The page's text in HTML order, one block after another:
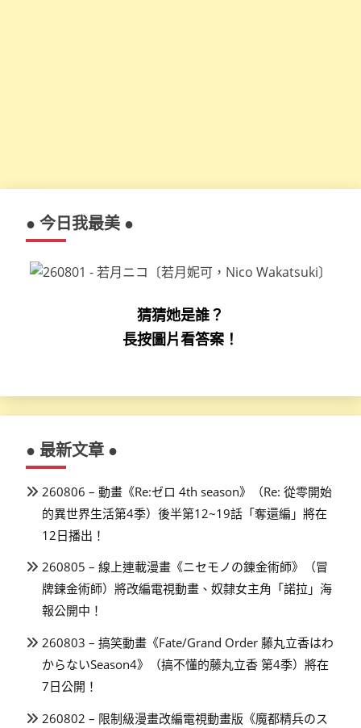
● 今日我最美 ●
猜猜她是誰？
長按圖片看答案！
● 最新文章 ●
260806 – 動畫《Re:ゼロ 4th season》（Re: 從零開始
的異世界生活第4季）後半第12~19話「奪還編」將在
12日播出！
260805 – 線上連載漫畫《ニセモノの錬金術師》（冒
牌鍊金術師）將改編電視動畫、奴隸女主角「諾拉」海
報公開中！
260803 – 搞笑動畫《Fate/Grand Order 藤丸立香はわ
からないSeason4》（搞不懂的藤丸立香 第4季）將在
7日公開！
260802 – 限制級漫畫改編電視動畫版《魔都精兵のス